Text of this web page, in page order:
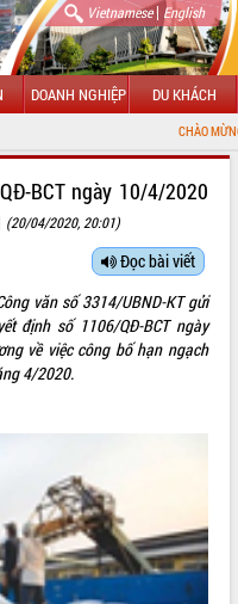
Vietnamese| English
DOANH NGHIỆP DU KHÁCH
CHÀO MỪNG ĐẾN VỚI
BCT ngày 10/4/2020
(20/04/2020, 20:01)
Đọc bài viết
văn số 3314/UBND-KT gửi
định số 1106/QĐ-BCT ngày
về việc công bố hạn ngạch
4/2020.